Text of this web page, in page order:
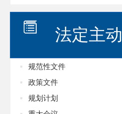
法定主动
规范性文件
政策文件
规划计划